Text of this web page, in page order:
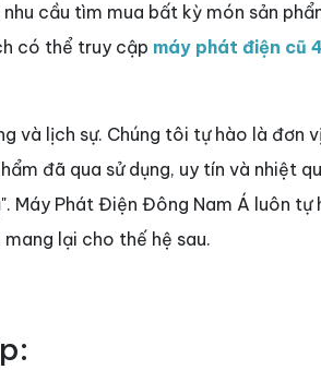
cầu tìm mua bất kỳ món sản
có thể truy cập máy phát điện cũ
và lịch sự. Chúng tôi tự hào là đơn
đã qua sử dụng, uy tín và nhiệt
Máy Phát Điện Đông Nam Á luôn
lại cho thế hệ sau.